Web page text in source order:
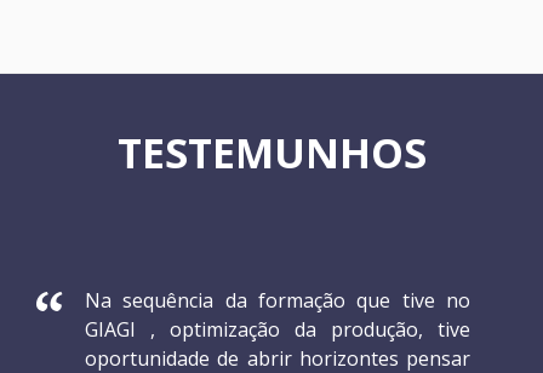
TESTEMUNHOS
Na sequência da formação que tive no
GIAGI , optimização da produção, tive
oportunidade de abrir horizontes pensar